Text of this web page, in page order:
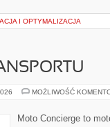
I OPTYMALIZACJA
MOŻLIWOŚĆ
Moto Concierge to